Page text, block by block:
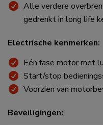
Alle verdere
gedrenkt in long life
Electrische kenmerken:
Eén fase motor met
Start/stop
Voorzien van
Beveiligingen: